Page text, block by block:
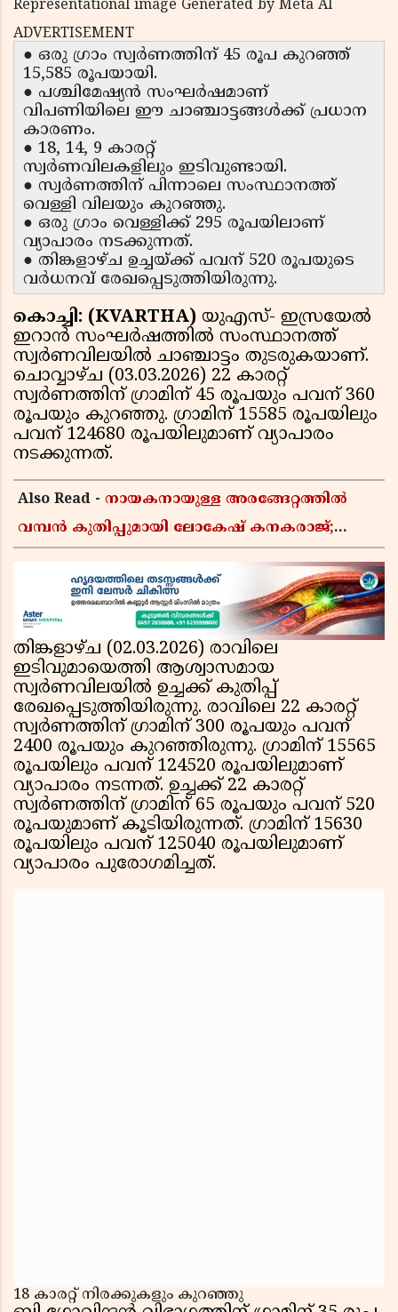
Representational image Generated by Meta AI
ADVERTISEMENT
● ഒരു ഗ്രാം സ്വർണത്തിന് 45 രൂപ കുറഞ്ഞ്
15,585 രൂപയായി.
● പശ്ചിമേഷ്യൻ സംഘർഷമാണ്
വിപണിയിലെ ഈ ചാഞ്ചാട്ടങ്ങൾക്ക് പ്രധാന
കാരണം.
● 18, 14, 9 കാരറ്റ്
സ്വർണവിലകളിലും ഇടിവുണ്ടായി.
● സ്വർണത്തിന് പിന്നാലെ സംസ്ഥാനത്ത്
വെള്ളി വിലയും കുറഞ്ഞു.
● ഒരു ഗ്രാം വെള്ളിക്ക് 295 രൂപയിലാണ്
വ്യാപാരം നടക്കുന്നത്.
● തിങ്കളാഴ്ച ഉച്ചയ്ക്ക് പവന് 520 രൂപയുടെ
വർധനവ് രേഖപ്പെടുത്തിയിരുന്നു.
കൊച്ചി: (KVARTHA) യുഎസ്- ഇസ്രയേല്‍
ഇറാന്‍ സംഘര്‍ഷത്തില്‍ സംസ്ഥാനത്ത്
സ്വര്‍ണവിലയില്‍ ചാഞ്ചാട്ടം തുടരുകയാണ്.
ചൊവ്വാഴ്ച (03.03.2026) 22 കാരറ്റ്
സ്വര്‍ണത്തിന് ഗ്രാമിന് 45 രൂപയും പവന് 360
രൂപയും കുറഞ്ഞു. ഗ്രാമിന് 15585 രൂപയിലും
പവന് 124680 രൂപയിലുമാണ് വ്യാപാരം
നടക്കുന്നത്.
Also Read - നായകനായുള്ള അരങ്ങേറ്റത്തിൽ
വമ്പൻ കുതിപ്പുമായി ലോകേഷ് കനകരാജ്;
തിങ്കളാഴ്ച (02.03.2026) രാവിലെ
ഇടിവുമായെത്തി ആശ്വാസമായ
സ്വര്‍ണവിലയില്‍ ഉച്ചക്ക് കുതിപ്പ്
രേഖപ്പെടുത്തിയിരുന്നു. രാവിലെ 22 കാരറ്റ്
സ്വര്‍ണത്തിന് ഗ്രാമിന് 300 രൂപയും പവന്
2400 രൂപയും കുറഞ്ഞിരുന്നു. ഗ്രാമിന് 15565
രൂപയിലും പവന് 124520 രൂപയിലുമാണ്
വ്യാപാരം നടന്നത്. ഉച്ചക്ക് 22 കാരറ്റ്
സ്വര്‍ണത്തിന് ഗ്രാമിന് 65 രൂപയും പവന് 520
രൂപയുമാണ് കൂടിയിരുന്നത്. ഗ്രാമിന് 15630
രൂപയിലും പവന് 125040 രൂപയിലുമാണ്
വ്യാപാരം പുരോഗമിച്ചത്.
18 കാരറ്റ് നിരക്കുകളും കുറഞ്ഞു